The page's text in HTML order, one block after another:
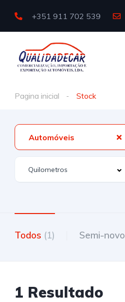
+351 911 702 539
Pagina inicial Stock
Automóveis
Todos (1) Semi-
1 Resultado